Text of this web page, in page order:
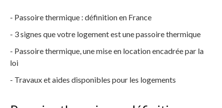
- Passoire thermique : définition en France
- 3 signes que votre logement est une passoire thermique
- Passoire thermique, une mise en location encadrée par la
loi
- Travaux et aides disponibles pour les logements